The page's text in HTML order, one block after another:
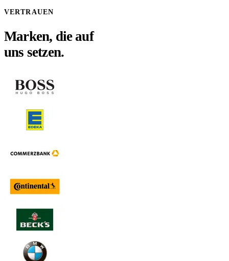
VERTRAUEN
Marken, die auf
uns setzen.